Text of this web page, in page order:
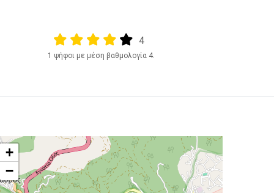
Output format
(star)(star)(star)(star)(star)
4
1 ψήφοι με μέση βαθμολογία 4.
+
−